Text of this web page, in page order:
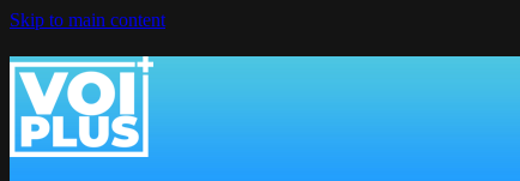
Skip to main content